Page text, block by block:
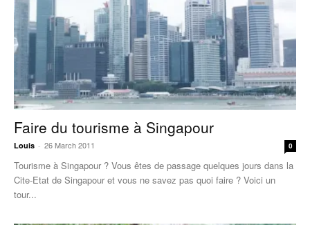
Faire du tourisme à Singapour
Louis - 26 March 2011 0
Tourisme à Singapour ? Vous êtes de passage quelques jours dans la
Cite-Etat de Singapour et vous ne savez pas quoi faire ? Voici un
tour...